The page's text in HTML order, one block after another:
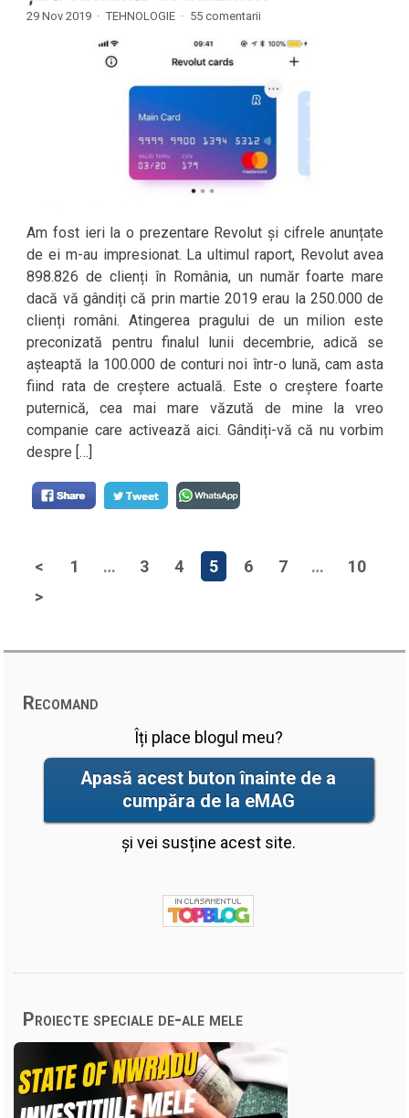
29 Nov 2019 · TEHNOLOGIE · 55 comentarii
Am fost ieri la o prezentare Revolut și cifrele anunțate
de ei m-au impresionat. La ultimul raport, Revolut avea
898.826 de clienți în România, un număr foarte mare
dacă vă gândiți că prin martie 2019 erau la 250.000 de
clienți români. Atingerea pragului de un milion este
preconizată pentru finalul lunii decembrie, adică se
așteaptă la 100.000 de conturi noi într-o lună, cam asta
fiind rata de creștere actuală. Este o creștere foarte
puternică, cea mai mare văzută de mine la vreo
companie care activează aici. Gândiți-vă că nu vorbim
despre […]
< 1 … 3 4 5 6 7 …
10
>
Recomand
Îți place blogul meu?
Apasă acest buton înainte de a
cumpăra de la eMAG
și vei susține acest site.
Proiecte speciale de-ale mele